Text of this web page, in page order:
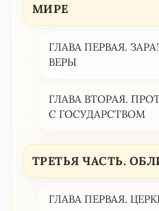
МИРЕ
ГЛАВА ПЕРВАЯ.
ВЕРЫ
ГЛАВА ВТОРАЯ.
С ГОСУДАРСТВОМ
ТРЕТЬЯ ЧАСТЬ.
ГЛАВА ПЕРВАЯ.